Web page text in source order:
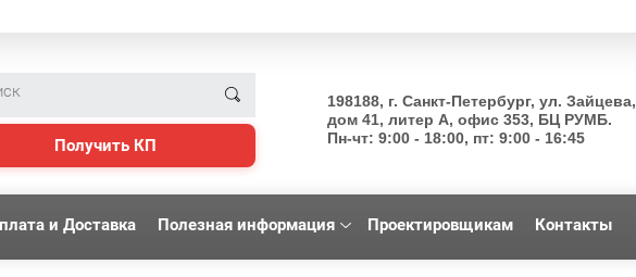
Получить КП
198188, г. Санкт-Петербург, ул. Зайцева,
дом 41, литер А, офис 353, БЦ РУМБ.
Пн-чт: 9:00 - 18:00, пт: 9:00 - 16:45
и Доставка Полезная информация Проектировщикам Контакты